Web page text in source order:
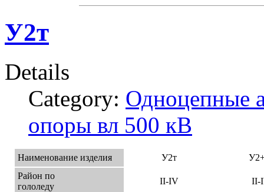
У2т
Details
Category: Одноцепные
опоры вл 500 кВ
Наименование изделия У2т
Район по
гололеду
II-IV II-